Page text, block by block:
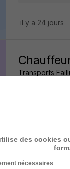
il y a 24 jours
Transports
Chargé
des cookies
nécessaires